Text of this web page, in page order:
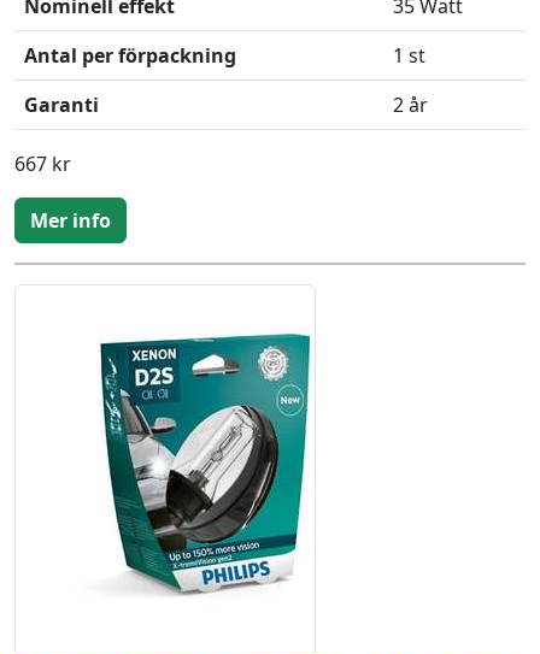
Nominell effekt
35 Watt
Antal per förpackning
1 st
Garanti
2 år
667 kr
Mer info